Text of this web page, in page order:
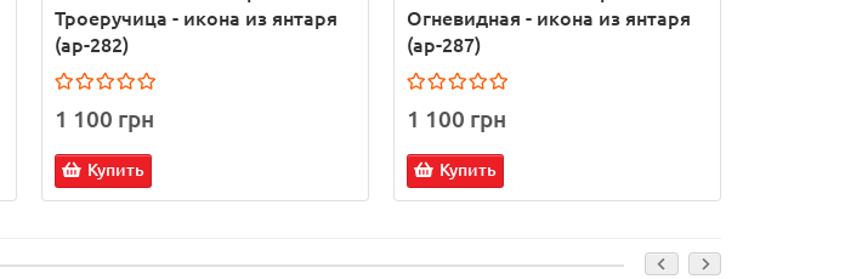
Троеручица - икона из янтаря
(ар-282)
1 100 грн
Купить
Огневидная - икона из янтаря
(ар-287)
1 100 грн
Купить